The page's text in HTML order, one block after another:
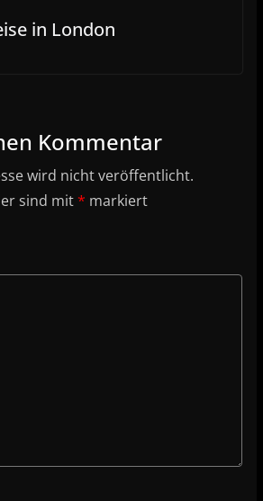
in London
Kommentar
wird nicht veröffentlicht.
sind mit* markiert